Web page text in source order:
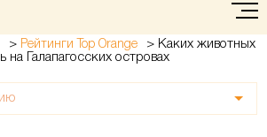
> Рейтинги Top Orange > Каких животных
на Галапагосских островах